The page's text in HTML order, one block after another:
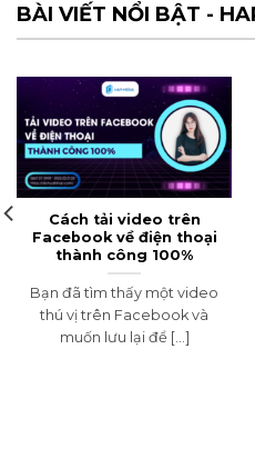
BÀI VIẾT NỔI BẬT -
Cách tải video trên
Facebook về điện thoại
thành công 100%
Bạn đã tìm thấy một video
thú vị trên Facebook và
muốn lưu lại để [...]